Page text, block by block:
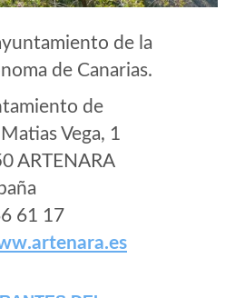
de la
de Canarias.
de
Vega, 1
ARTENARA
61 17